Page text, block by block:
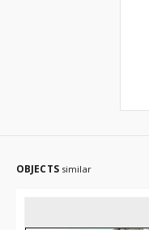
OBJECTS similar